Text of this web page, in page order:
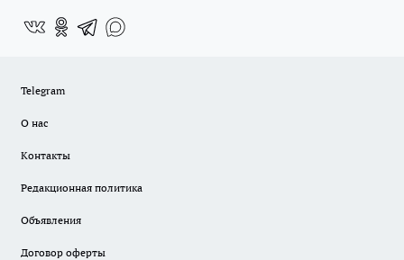
Telegram
О нас
Контакты
Редакционная политика
Объявления
Договор оферты